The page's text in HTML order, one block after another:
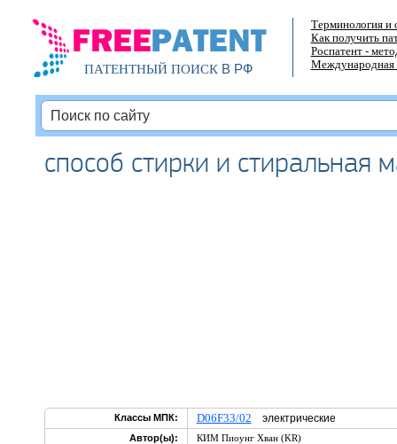
ПАТЕНТНЫЙ ПОИСКВ РФ
Терминология и
Как получить
Роспатент -
Международная
способ стирки и стиральная
Классы МПК: D06F33/02 электрические
Автор(ы):
КИМ Пиоунг Хван (KR)